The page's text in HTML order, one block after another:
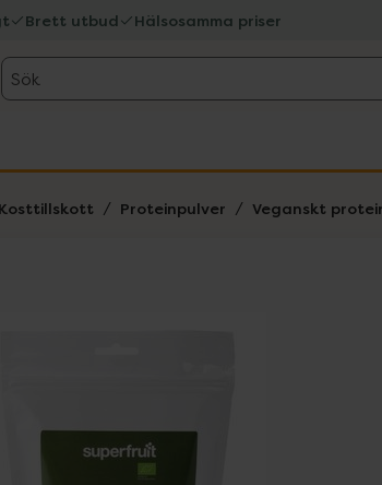
Brett utbud Hälsosamma priser
Sök
Kosttillskott Proteinpulver Veganskt